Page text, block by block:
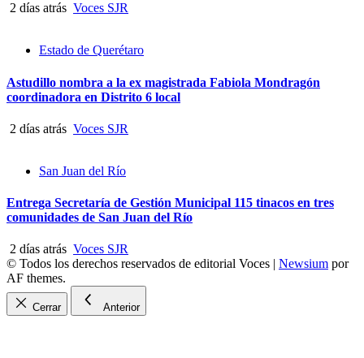
2 días atrás Voces SJR
Estado de Querétaro
Astudillo nombra a la ex magistrada Fabiola Mondragón
coordinadora en Distrito 6 local
2 días atrás Voces SJR
San Juan del Río
Entrega Secretaría de Gestión Municipal 115 tinacos en tres
comunidades de San Juan del Río
2 días atrás Voces SJR
© Todos los derechos reservados de editorial Voces | Newsium por
AF themes.
Cerrar Anterior